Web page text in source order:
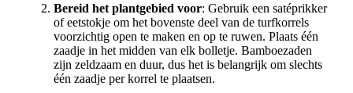
Bereid het plantgebied voor: Gebruik een satéprikker
of eetstokje om het bovenste deel van de turfkorrels
voorzichtig open te maken en op te ruwen. Plaats één
zaadje in het midden van elk bolletje. Bamboezaden
zijn zeldzaam en duur, dus het is belangrijk om slechts
één zaadje per korrel te plaatsen.